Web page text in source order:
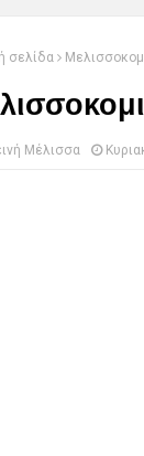
σελίδα
Μέλισσα